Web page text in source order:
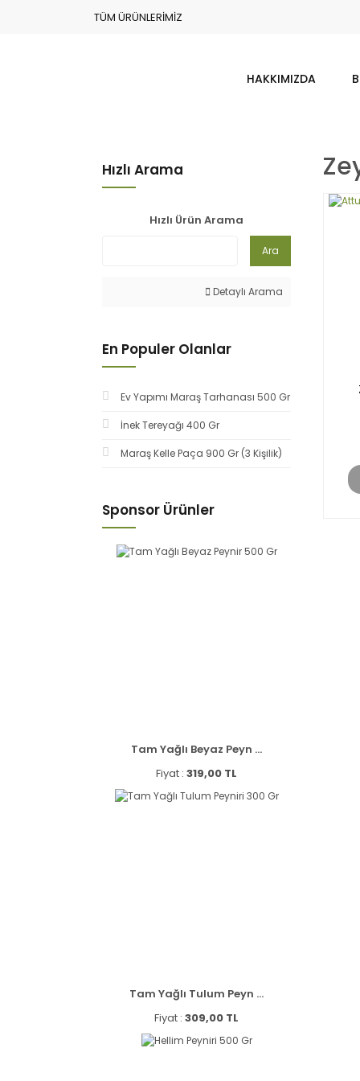
TÜM ÜRÜNLERİMİZ
HAKKIMIZDA
Hızlı Arama
Hızlı Ürün Arama
Ara
Detaylı Arama
En Populer Olanlar
Ev Yapımı Maraş Tarhanası 500 Gr
İnek Tereyağı 400 Gr
Maraş Kelle Paça 900 Gr (3 Kişilik)
Sponsor Ürünler
Tam Yağlı Beyaz Peyn ...
Fiyat : 319,00 TL
Tam Yağlı Tulum Peyn ...
Fiyat : 309,00 TL